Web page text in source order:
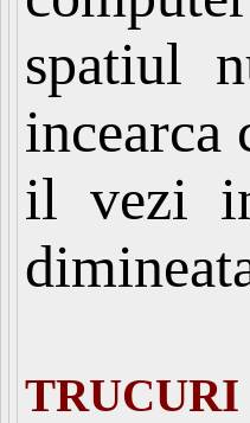
spatiul
incearca
il vezi
TRUCURI